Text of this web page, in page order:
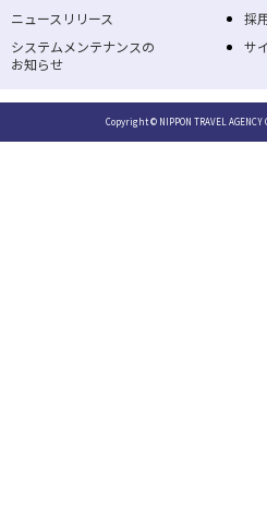
ニュースリリース
採
システムメンテナンスの
お知らせ
サ
Copyright © NIPPON TRAVEL